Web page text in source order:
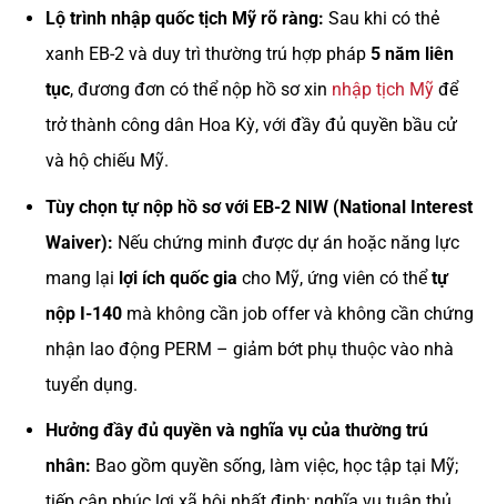
Lộ trình nhập quốc tịch Mỹ rõ ràng: Sau khi có thẻ
xanh EB-2 và duy trì thường trú hợp pháp 5 năm liên
tục, đương đơn có thể nộp hồ sơ xin nhập tịch Mỹđể
trở thành công dân Hoa Kỳ, với đầy đủ quyền bầu cử
và hộ chiếu Mỹ.
Tùy chọn tự nộp hồ sơ với EB-2 NIW (National Interest
Waiver): Nếu chứng minh được dự án hoặc năng lực
mang lại lợi ích quốc gia cho Mỹ, ứng viên có thểtự
nộp I-140mà không cần job offer và không cần chứng
nhận lao động PERM – giảm bớt phụ thuộc vào nhà
tuyển dụng.
Hưởng đầy đủ quyền và nghĩa vụ của thường trú
nhân: Bao gồm quyền sống, làm việc, học tập tại Mỹ;